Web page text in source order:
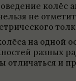
колёс
не
на одной
раз­ных
отли­чаться и